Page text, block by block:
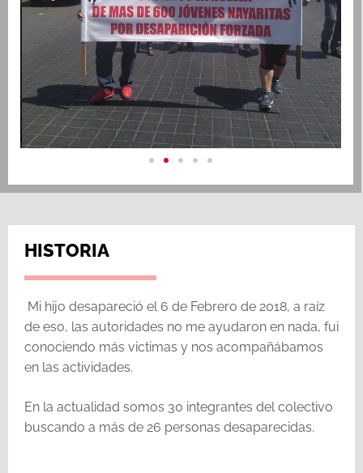
HISTORIA
Mi hijo desapareció el 6 de Febrero de 2018, a raíz
de eso, las autoridades no me ayudaron en nada, fui
conociendo más victimas y nos acompañábamos
en las actividades.
En la actualidad somos 30 integrantes del colectivo
buscando a más de 26 personas desaparecidas.